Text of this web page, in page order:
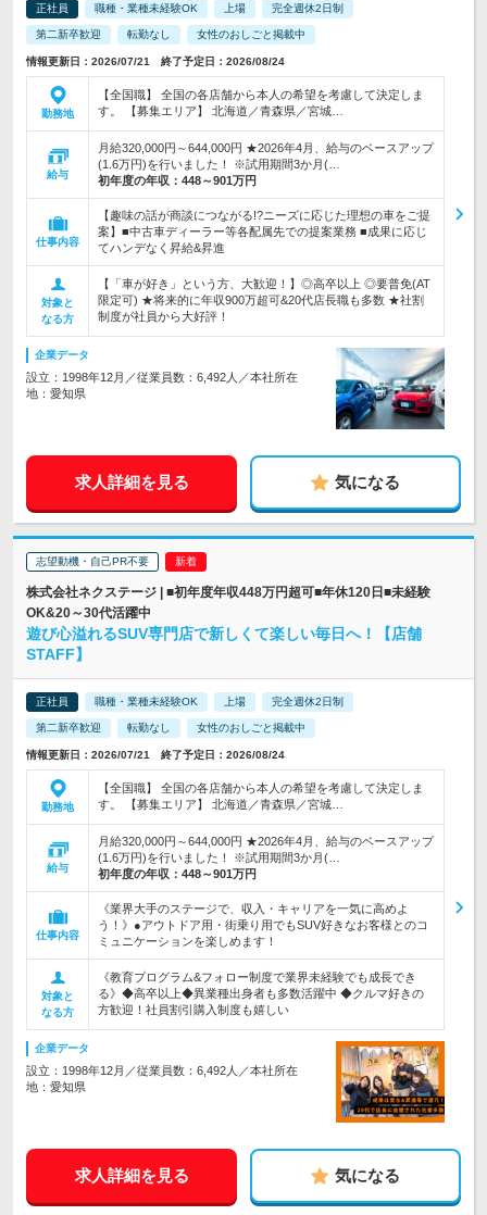
正社員 職種・業種未経験OK 上場 完全週休2日制
第二新卒歓迎 転勤なし 女性のおしごと掲載中
情報更新日：2026/07/21 終了予定日：2026/08/24
勤務地
【全国職】 全国の各店舗から本人の希望を考慮して決定しま
す。 【募集エリア】 北海道／青森県／宮城…
給与
月給320,000円～644,000円 ★2026年4月、給与のベースアップ
(1.6万円)を行いました！ ※試用期間3か月(…
初年度の年収： 448～901万円
仕事内容
【趣味の話が商談につながる!?ニーズに応じた理想の車をご提
案】■中古車ディーラー等各配属先での提案業務 ■成果に応じ
てハンデなく昇給&昇進
対象と
なる方
【「車が好き」という方、大歓迎！】◎高卒以上 ◎要普免(AT
限定可) ★将来的に年収900万超可&20代店長職も多数 ★社割
制度が社員から大好評！
企業データ
設立：1998年12月／従業員数：6,492人／本社所在
地：愛知県
求人詳細を見る 気になる
志望動機・自己PR不要
株式会社ネクステージ | ■初年度年収448万円超可■年休120日■未経験
OK&20～30代活躍中
遊び心溢れるSUV専門店で新しくて楽しい毎日へ！【店舗
STAFF】
正社員 職種・業種未経験OK 上場 完全週休2日制
第二新卒歓迎 転勤なし 女性のおしごと掲載中
情報更新日：2026/07/21 終了予定日：2026/08/24
勤務地
【全国職】 全国の各店舗から本人の希望を考慮して決定しま
す。 【募集エリア】 北海道／青森県／宮城…
給与
月給320,000円～644,000円 ★2026年4月、給与のベースアップ
(1.6万円)を行いました！ ※試用期間3か月(…
初年度の年収： 448～901万円
仕事内容
《業界大手のステージで、収入・キャリアを一気に高めよ
う！》●アウトドア用・街乗り用でもSUV好きなお客様とのコ
ミュニケーションを楽しめます！
対象と
なる方
《教育プログラム&フォロー制度で業界未経験でも成長でき
る》◆高卒以上◆異業種出身者も多数活躍中 ◆クルマ好きの
方歓迎！社員割引購入制度も嬉しい
企業データ
設立：1998年12月／従業員数：6,492人／本社所在
地：愛知県
求人詳細を見る 気になる